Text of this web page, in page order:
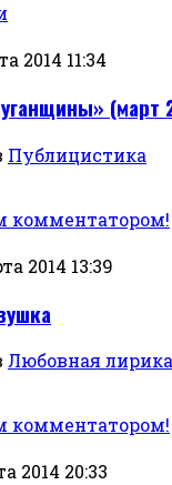
2014 11:34
Публицистика
комментатором!
2014 13:39
Любовная лирика
комментатором!
2014 20:33